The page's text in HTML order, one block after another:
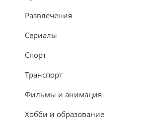
Развлечения
Сериалы
Спорт
Транспорт
Фильмы и анимация
Хобби и образование